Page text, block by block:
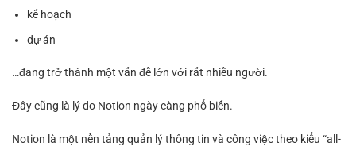
kế hoạch
dự án
…đang trở thành một vấn đề lớn với rất nhiều người.
Đây cũng là lý do Notion ngày càng phổ biến.
Notion là một nền tảng quản lý thông tin và công việc theo kiểu “all-